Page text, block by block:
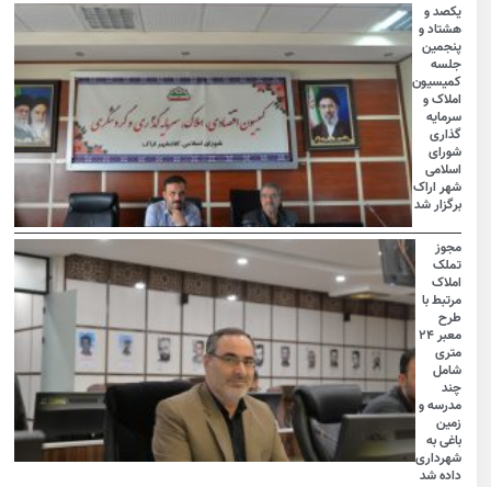
یکصد و
هشتاد و
پنجمین
جلسه
کمیسیون
املاک و
سرمایه
گذاری
شورای
اسلامی
شهر اراک
برگزار شد
مجوز
تملک
املاک
مرتبط با
طرح
معبر ۲۴
متری
شامل
چند
مدرسه و
زمین
باغی به
شهرداری
داده شد